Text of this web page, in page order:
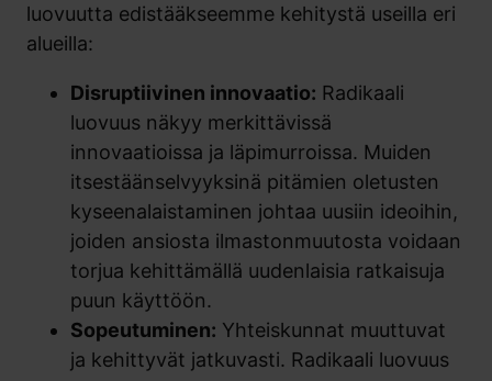
luovuutta edistääkseemme kehitystä useilla eri
alueilla:
Disruptiivinen innovaatio: Radikaali
luovuus näkyy merkittävissä
innovaatioissa ja läpimurroissa. Muiden
itsestäänselvyyksinä pitämien oletusten
kyseenalaistaminen johtaa uusiin ideoihin,
joiden ansiosta ilmastonmuutosta voidaan
torjua kehittämällä uudenlaisia ratkaisuja
puun käyttöön.
Sopeutuminen: Yhteiskunnat muuttuvat
ja kehittyvät jatkuvasti. Radikaali luovuus